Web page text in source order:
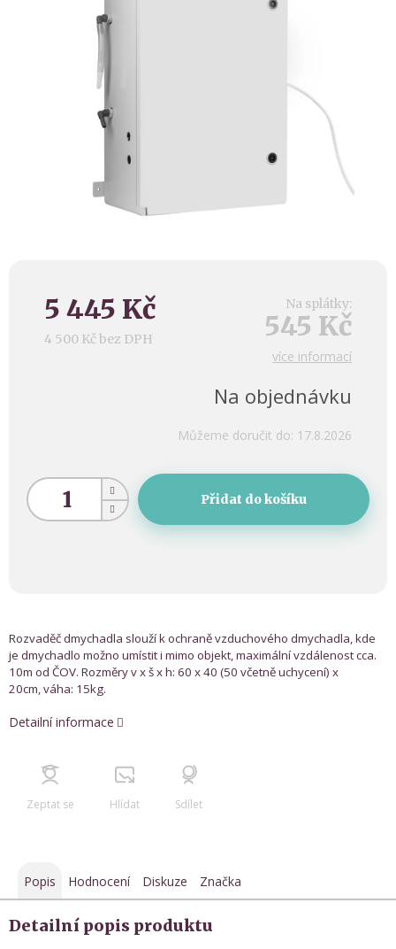
5 445 Kč
4 500 Kč bez DPH
Na splátky:
545 Kč
více informací
Na objednávku
Můžeme doručit do: 17.8.2026
Přidat do košíku
Rozvaděč dmychadla slouží k ochraně vzduchového dmychadla, kde
je dmychadlo možno umístit i mimo objekt, maximální vzdálenost cca.
10m od ČOV. Rozměry v x š x h: 60 x 40 (50 včetně uchycení) x
20cm, váha: 15kg.
Detailní informace
Zeptat se Hlídat Sdílet
Popis Hodnocení Diskuze Značka
Detailní popis produktu